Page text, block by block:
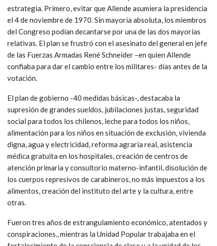
estrategia. Primero, evitar que Allende asumiera la presidencia
el 4 de noviembre de 1970. Sin mayoría absoluta, los miembros
del Congreso podían decantarse por una de las dos mayorías
relativas. El plan se frustró con el asesinato del general en jefe
de las Fuerzas Armadas René Schneider –en quien Allende
confiaba para dar el cambio entre los militares- días antes de la
votación.
El plan de gobierno -40 medidas básicas-, destacaba la
supresión de grandes sueldos, jubilaciones justas, seguridad
social para todos los chilenos, leche para todos los niños,
alimentación para los niños en situación de exclusión, vivienda
digna, agua y electricidad, reforma agraria real, asistencia
médica gratuita en los hospitales, creación de centros de
atención primaria y consultorio materno-infantil, disolución de
los cuerpos represivos de carabineros, no más impuestos a los
alimentos, creación del instituto del arte y la cultura, entre
otras.
Fueron tres años de estrangulamiento económico, atentados y
conspiraciones., mientras la Unidad Popular trabajaba en el